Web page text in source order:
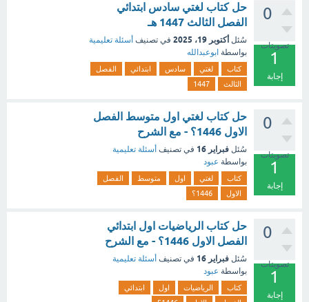
0
تصويتات
1
إجابة
حل كتاب لغتي سادس ابتدائي
الفصل الثالث 1447 هـ
سُئل أكتوبر 19، 2025 في تصنيف أسئلة تعليمية
بواسطة ابوعبدالله
كتاب لغتي سادس ابتدائي
الفصل
الثالث
1447
0
تصويتات
1
إجابة
حل كتاب لغتي اول متوسط الفصل
الاول 1446؟ - مع الشرح
سُئل فبراير 16 في تصنيف أسئلة تعليمية
بواسطة عبود
كتاب لغتي اول متوسط
الفصل
الاول
1446؟
0
تصويتات
1
إجابة
حل كتاب الرياضيات اول ابتدائي
الفصل الاول 1446؟ - مع الشرح
سُئل فبراير 16 في تصنيف أسئلة تعليمية
بواسطة عبود
كتاب الرياضيات اول
ابتدائي